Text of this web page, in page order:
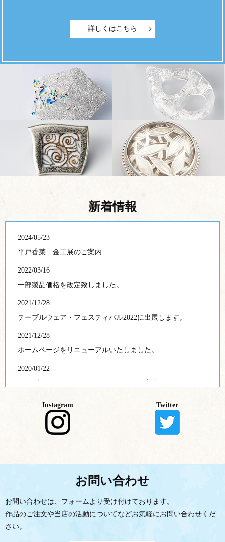
詳しくはこちら
新着情報
2024/05/23
平戸香菜 金工展のご案内
2022/03/16
一部製品価格を改定致しました。
2021/12/28
テーブルウェア・フェスティバル2022に出展します。
2021/12/28
ホームページをリニューアルいたしました。
2020/01/22
2017/07/08
自主企画 more than Square
2016/07/08
2015/07/08
自主企画 珠玉のボタン展Ⅳ
2014/07/08
自主企画 珠玉のボタン展Ⅲ
2013/07/08
Instagram Twitter
お問い合わせ
お問い合わせは、フォームより受け付けております。
作品のご注文や当店の活動についてなどお気軽にお問い合わせくだ
さい。